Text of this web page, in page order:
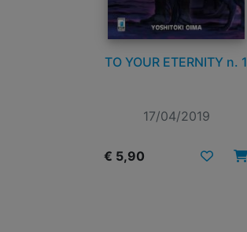
TO YOUR ETERNITY n. 1
17/04/2019
€ 5,90